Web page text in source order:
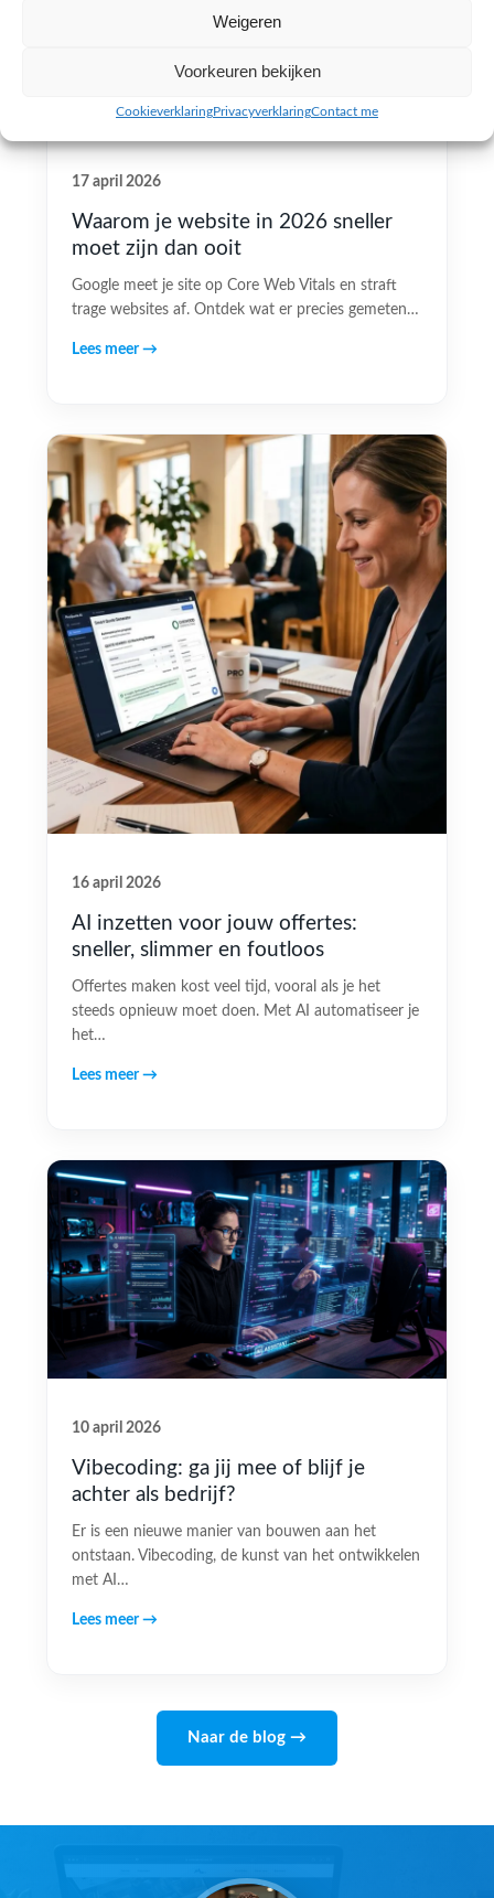
Weigeren
Voorkeuren bekijken
CookieverklaringPrivacyverklaringContact me
17 april 2026
Waarom je website in 2026 sneller
moet zijn dan ooit
Google meet je site op Core Web Vitals en straft
trage websites af. Ontdek wat er precies gemeten…
Lees meer →
16 april 2026
AI inzetten voor jouw offertes:
sneller, slimmer en foutloos
Offertes maken kost veel tijd, vooral als je het
steeds opnieuw moet doen. Met AI automatiseer je
het…
Lees meer →
10 april 2026
Vibecoding: ga jij mee of blijf je
achter als bedrijf?
Er is een nieuwe manier van bouwen aan het
ontstaan. Vibecoding, de kunst van het ontwikkelen
met AI…
Lees meer →
Naar de blog →